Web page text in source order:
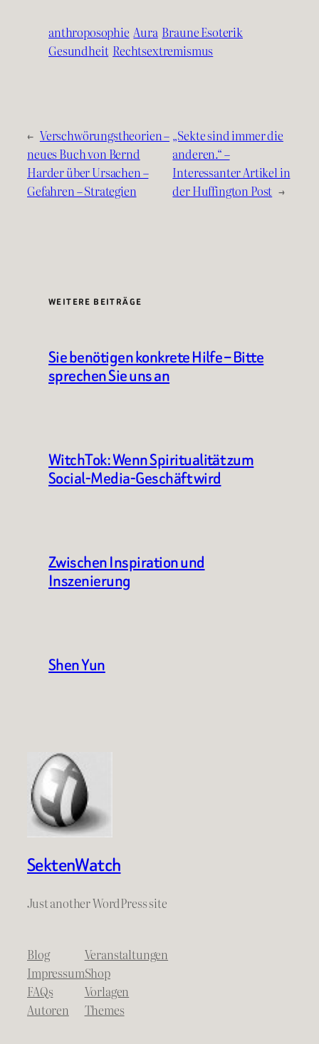
anthroposophie Aura Braune Esoterik
Gesundheit Rechtsextremismus
← Verschwörungstheorien –
neues Buch von Bernd
Harder über Ursachen –
Gefahren – Strategien
„Sekte sind immer die
anderen.“ –
Interessanter Artikel in
der Huffington Post →
WEITERE BEITRÄGE
Sie benötigen konkrete Hilfe – Bitte
sprechen Sie uns an
WitchTok: Wenn Spiritualität zum
Social-Media-Geschäft wird
Zwischen Inspiration und
Inszenierung
Shen Yun
SektenWatch
Just another WordPress site
Blog
Impressum
FAQs
Autoren
Veranstaltungen
Shop
Vorlagen
Themes